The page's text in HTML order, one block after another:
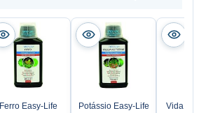
Ferro Easy-Life Potássio Easy-Life Vida